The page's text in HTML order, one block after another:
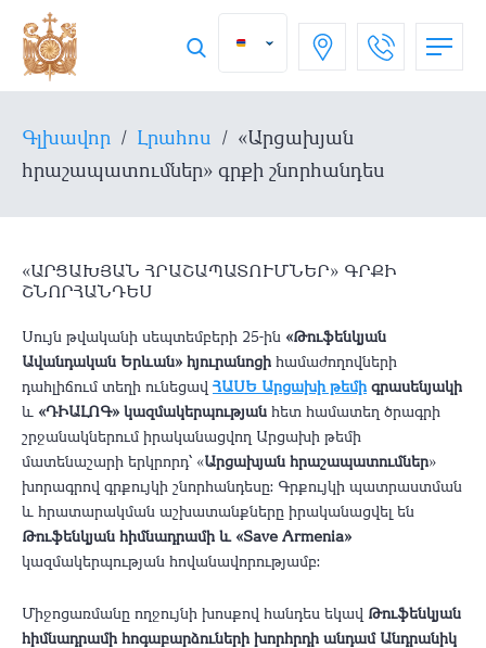
Գլխավոր / Լրահոս / «Արցախյան
հրաշապատումներ» գրքի շնորհանդես
«ԱՐՑԱԽՅԱՆ ՀՐԱՇԱՊԱՏՈՒՄՆԵՐ» ԳՐՔԻ
ՇՆՈՐՀԱՆԴԵՍ
Սույն թվականի սեպտեմբերի 25-ին «Թուֆենկյան
Ավանդական Երևան» հյուրանոցի համաժողովների
դահլիճում տեղի ունեցավ ՀԱՍԵ Արցախի թեմի գրասենյակի
և «ԴԻԱԼՈԳ» կազմակերպության հետ համատեղ ծրագրի
շրջանակներում իրականացվող Արցախի թեմի
մատենաշարի երկրորդ՝ «Արցախյան հրաշապատումներ»
խորագրով գրքույկի շնորհանդեսը: Գրքույկի պատրաստման
և հրատարակման աշխատանքները իրականացվել են
Թուֆենկյան հիմնադրամի և «Save Armenia»
կազմակերպության հովանավորությամբ։
Միջոցառմանը ողջույնի խոսքով հանդես եկավ Թուֆենկյան
հիմնադրամի հոգաբարձուների խորհրդի անդամ Անդրանիկ